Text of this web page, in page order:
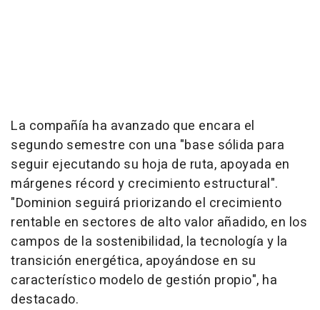
La compañía ha avanzado que encara el
segundo semestre con una "base sólida para
seguir ejecutando su hoja de ruta, apoyada en
márgenes récord y crecimiento estructural".
"Dominion seguirá priorizando el crecimiento
rentable en sectores de alto valor añadido, en los
campos de la sostenibilidad, la tecnología y la
transición energética, apoyándose en su
característico modelo de gestión propio", ha
destacado.